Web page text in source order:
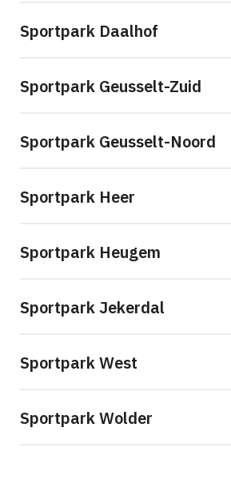
Sportpark Daalhof
Sportpark Geusselt-Zuid
Sportpark Geusselt-Noord
Sportpark Heer
Sportpark Heugem
Sportpark Jekerdal
Sportpark West
Sportpark Wolder